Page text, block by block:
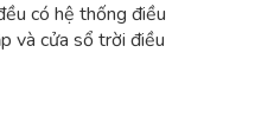
có hệ thống điều
và cửa sổ trời điều